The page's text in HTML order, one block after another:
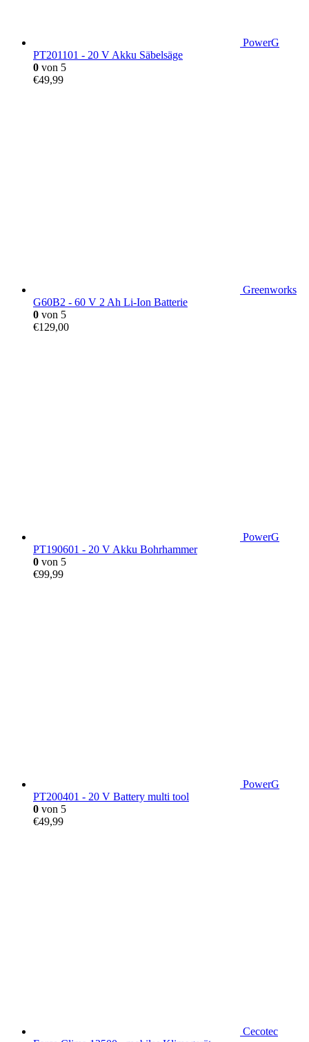
PowerG
PT201101 - 20 V Akku Säbelsäge
0 von 5
€49,99
Greenworks
G60B2 - 60 V 2 Ah Li-Ion Batterie
0 von 5
€129,00
PowerG
PT190601 - 20 V Akku Bohrhammer
0 von 5
€99,99
PowerG
PT200401 - 20 V Battery multi tool
0 von 5
€49,99
Cecotec